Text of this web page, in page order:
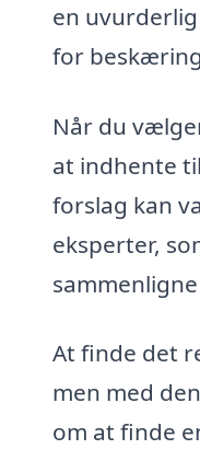
en
for
Når du
at indhente
forslag kan
eksperter,
At finde det
men med
om at finde